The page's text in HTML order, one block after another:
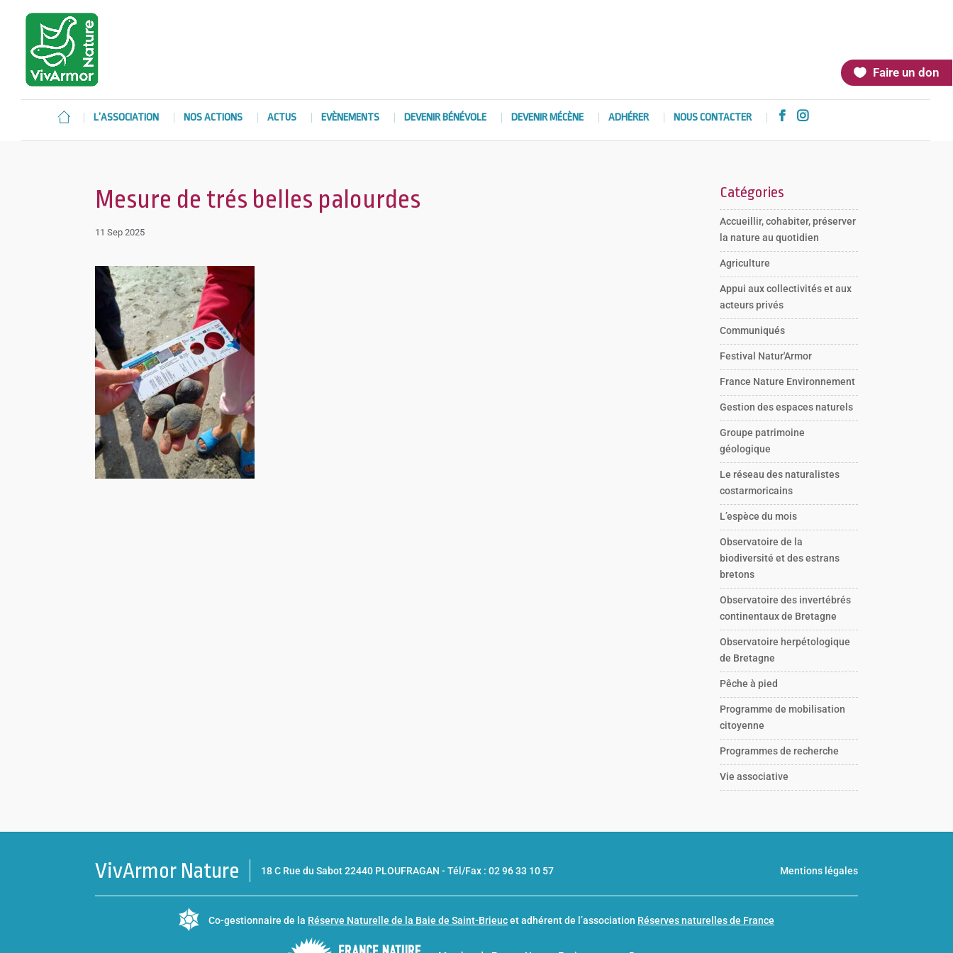
Faire un don
L’ASSOCIATION NOS ACTIONS ACTUS EVÈNEMENTS DEVENIR BÉNÉVOLE DEVENIR MÉCÈNE ADHÉRER NOUS CONTACTER  
Mesure de trés belles palourdes
11 Sep 2025
Catégories
Accueillir, cohabiter, préserver
la nature au quotidien
Agriculture
Appui aux collectivités et aux
acteurs privés
Communiqués
Festival Natur'Armor
France Nature Environnement
Gestion des espaces naturels
Groupe patrimoine
géologique
Le réseau des naturalistes
costarmoricains
L’espèce du mois
Observatoire de la
biodiversité et des estrans
bretons
Observatoire des invertébrés
continentaux de Bretagne
Observatoire herpétologique
de Bretagne
Pêche à pied
Programme de mobilisation
citoyenne
Programmes de recherche
Vie associative
VivArmor Nature 18 C Rue du Sabot 22440 PLOUFRAGAN -Tél/Fax : 02 96 33 10 57 Mentions légales
Co-gestionnaire de la Réserve Naturelle de la Baie de Saint-Brieucet adhérent de l’association Réserves naturelles de France